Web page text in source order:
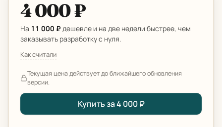
4 000 ₽
На 11 000 ₽дешевле и на две недели быстрее, чем
заказывать разработку с нуля.
Как считали
Текущая цена действует до ближайшего обновления
версии.
Купить за 4 000 ₽